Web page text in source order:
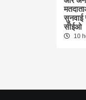
सुनवाई
सीईओ
10